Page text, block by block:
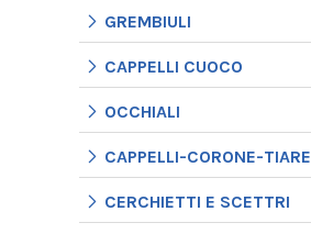
GREMBIULI
CAPPELLI CUOCO
OCCHIALI
CAPPELLI-CORONE-TIARE
CERCHIETTI E SCETTRI